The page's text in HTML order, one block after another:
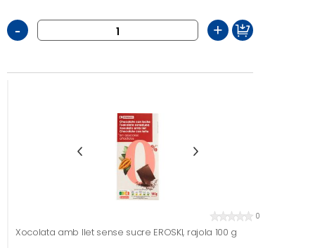
- +
0
Xocolata amb llet sense sucre EROSKI, rajola 100 g